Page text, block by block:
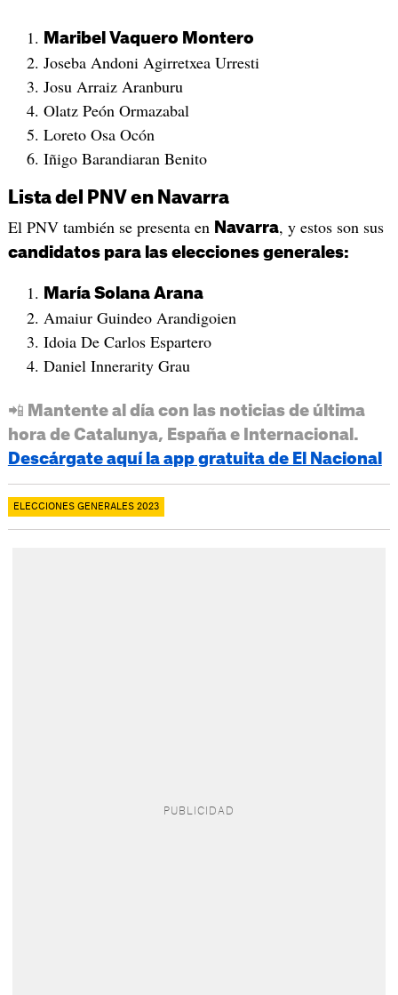
Maribel Vaquero Montero
Joseba Andoni Agirretxea Urresti
Josu Arraiz Aranburu
Olatz Peón Ormazabal
Loreto Osa Ocón
Iñigo Barandiaran Benito
Lista del PNV en Navarra
El PNV también se presenta en Navarra, y estos son sus
candidatos para las elecciones generales:
María Solana Arana
Amaiur Guindeo Arandigoien
Idoia De Carlos Espartero
Daniel Innerarity Grau
📲 Mantente al día con las noticias de última
hora de Catalunya, España e Internacional.
Descárgate aquí la app gratuita de El Nacional
ELECCIONES GENERALES 2023